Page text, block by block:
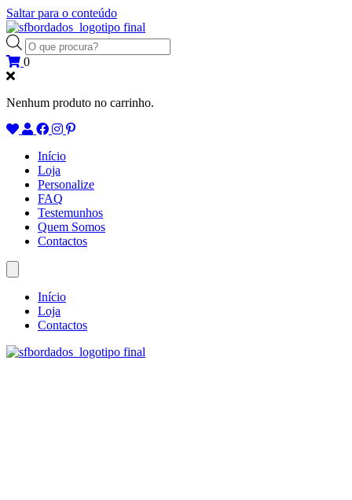
Saltar para o conteúdo
Products
search
0
Nenhum produto no carrinho.
Início
Loja
Personalize
FAQ
Testemunhos
Quem Somos
Contactos
Início
Loja
Contactos